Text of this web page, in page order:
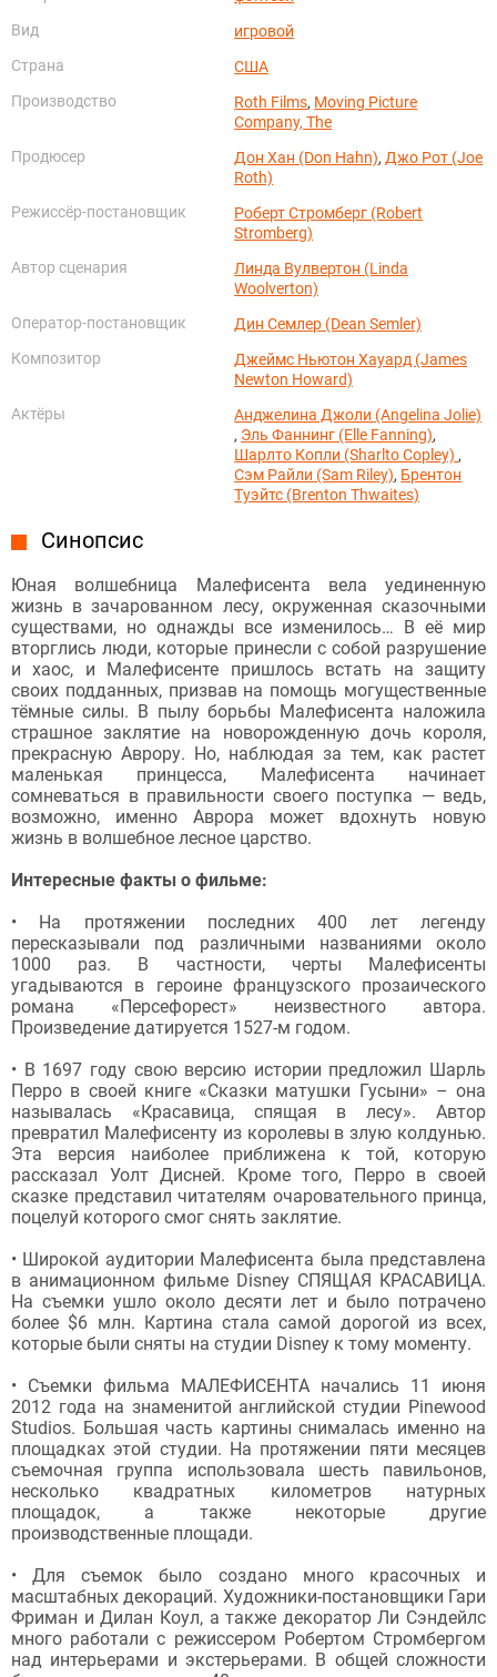
Вид
игровой
Страна
США
Производство
Roth Films, Moving Picture
Company, The
Продюсер
Дон Хан (Don Hahn), Джо Рот (Joe
Roth)
Режиссёр-постановщик
Роберт Стромберг (Robert
Stromberg)
Автор сценария
Линда Вулвертон (Linda
Woolverton)
Оператор-постановщик
Дин Семлер (Dean Semler)
Композитор
Джеймс Ньютон Хауард (James
Newton Howard)
Актёры
Анджелина Джоли (Angelina Jolie)
, Эль Фаннинг (Elle Fanning),
Шарлто Копли (Sharlto Copley) ,
Сэм Райли (Sam Riley), Брентон
Туэйтс (Brenton Thwaites)
Синопсис
Юная волшебница Малефисента вела уединенную
жизнь в зачарованном лесу, окруженная сказочными
существами, но однажды все изменилось… В её мир
вторглись люди, которые принесли с собой разрушение
и хаос, и Малефисенте пришлось встать на защиту
своих подданных, призвав на помощь могущественные
тёмные силы. В пылу борьбы Малефисента наложила
страшное заклятие на новорожденную дочь короля,
прекрасную Аврору. Но, наблюдая за тем, как растет
маленькая принцесса, Малефисента начинает
сомневаться в правильности своего поступка — ведь,
возможно, именно Аврора может вдохнуть новую
жизнь в волшебное лесное царство.
Интересные факты о фильме:
• На протяжении последних 400 лет легенду
пересказывали под различными названиями около
1000 раз. В частности, черты Малефисенты
угадываются в героине французского прозаического
романа «Персефорест» неизвестного автора.
Произведение датируется 1527-м годом.
• В 1697 году свою версию истории предложил Шарль
Перро в своей книге «Сказки матушки Гусыни» – она
называлась «Красавица, спящая в лесу». Автор
превратил Малефисенту из королевы в злую колдунью.
Эта версия наиболее приближена к той, которую
рассказал Уолт Дисней. Кроме того, Перро в своей
сказке представил читателям очаровательного принца,
поцелуй которого смог снять заклятие.
• Широкой аудитории Малефисента была представлена
в анимационном фильме Disney СПЯЩАЯ КРАСАВИЦА.
На съемки ушло около десяти лет и было потрачено
более $6 млн. Картина стала самой дорогой из всех,
которые были сняты на студии Disney к тому моменту.
• Съемки фильма МАЛЕФИСЕНТА начались 11 июня
2012 года на знаменитой английской студии Pinewood
Studios. Большая часть картины снималась именно на
площадках этой студии. На протяжении пяти месяцев
съемочная группа использовала шесть павильонов,
несколько квадратных километров натурных
площадок, а также некоторые другие
производственные площади.
• Для съемок было создано много красочных и
масштабных декораций. Художники-постановщики Гари
Фриман и Дилан Коул, а также декоратор Ли Сэндейлс
много работали с режиссером Робертом Стромбергом
над интерьерами и экстерьерами. В общей сложности